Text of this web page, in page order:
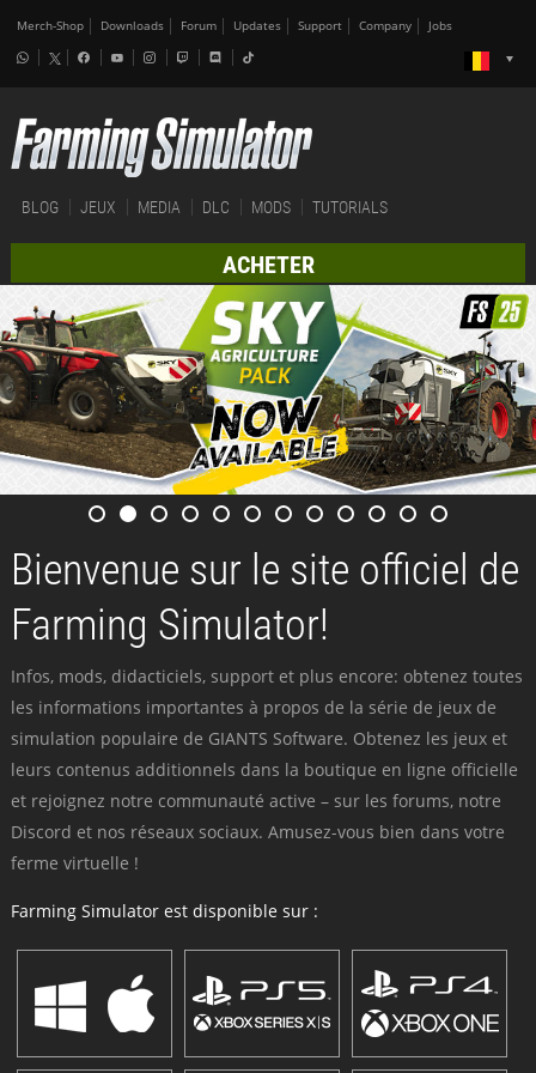
Merch-Shop Downloads Forum Updates Support Company Jobs
BLOG JEUX MEDIA DLC MODS TUTORIALS
ACHETER
Bienvenue sur le site officiel de
Farming Simulator!
Infos, mods, didacticiels, support et plus encore: obtenez toutes
les informations importantes à propos de la série de jeux de
simulation populaire de GIANTS Software. Obtenez les jeux et
leurs contenus additionnels dans la boutique en ligne officielle
et rejoignez notre communauté active – sur les forums, notre
Discord et nos réseaux sociaux. Amusez-vous bien dans votre
ferme virtuelle !
Farming Simulator est disponible sur :